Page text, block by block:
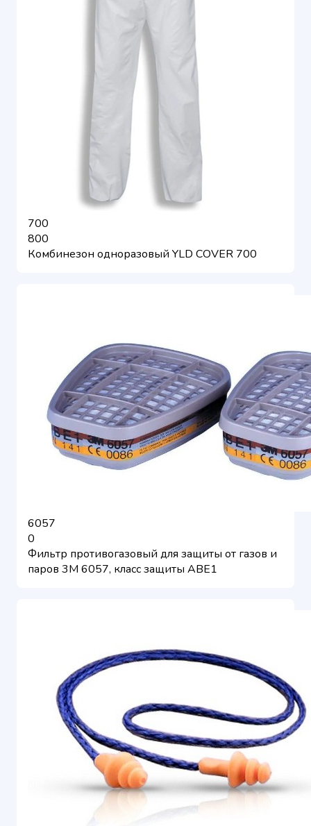
700
800
Комбинезон одноразовый YLD COVER 700
6057
0
Фильтр противогазовый для защиты от газов и
паров 3M 6057, класс защиты ABE1